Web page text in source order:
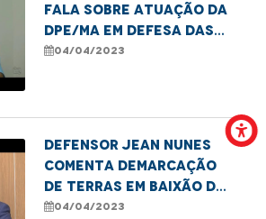
fala sobre atuação da
DPE/MA em defesa das
famílias que vivem da
04/04/2023
Defensor Jean Nunes
comenta demarcação
de terras em Baixão dos
Rochas por
04/04/2023